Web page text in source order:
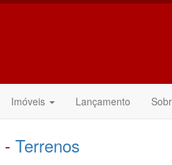
Imóveis Lançamento
- Terrenos